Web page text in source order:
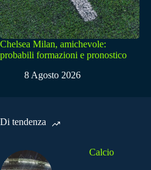
Chelsea Milan, amichevole:
probabili formazioni e pronostico
8 Agosto 2026
Di tendenza
Calcio